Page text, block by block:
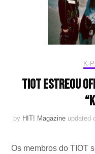
K-
TIOT estreou
by HIT! Magazine updated
Os membros do TIOT